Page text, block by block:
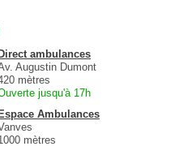
ambulances
Augustin Dumont
mètres
jusqu'à 17h
Ambulances
mètres